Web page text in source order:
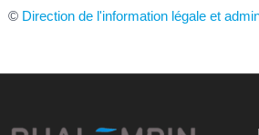
© Direction de l'information légale et